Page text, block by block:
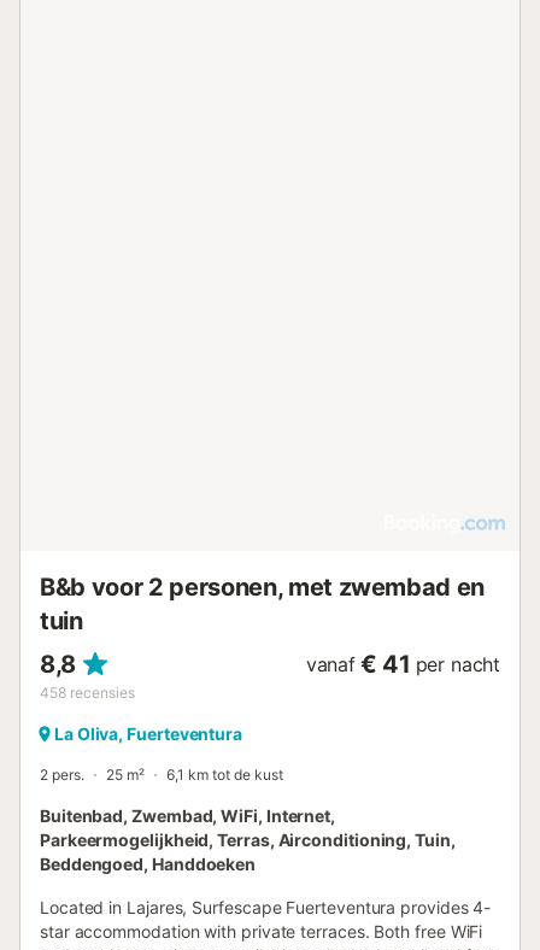
B&b voor 2 personen, met zwembad en
tuin
8,8
458 recensies
vanaf € 41 per nacht
La Oliva, Fuerteventura
2 pers. 25 m² 6,1 km tot de kust
Buitenbad, Zwembad, WiFi, Internet,
Parkeermogelijkheid, Terras, Airconditioning, Tuin,
Beddengoed, Handdoeken
Located in Lajares, Surfescape Fuerteventura provides 4-
star accommodation with private terraces. Both free WiFi